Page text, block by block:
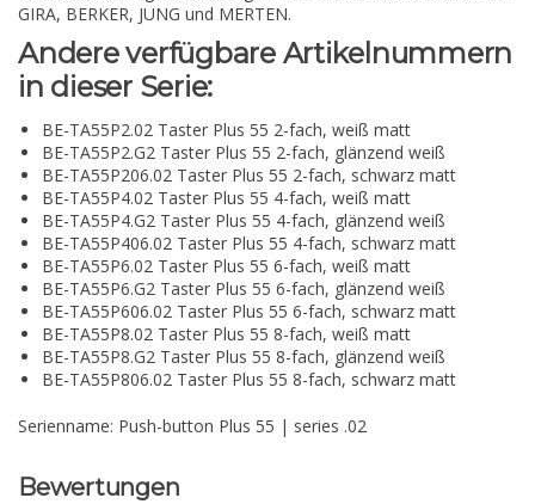
GIRA, BERKER, JUNG und MERTEN.
Andere verfügbare Artikelnummern
in dieser Serie:
BE-TA55P2.02 Taster Plus 55 2-fach, weiß matt
BE-TA55P2.G2 Taster Plus 55 2-fach, glänzend weiß
BE-TA55P206.02 Taster Plus 55 2-fach, schwarz matt
BE-TA55P4.02 Taster Plus 55 4-fach, weiß matt
BE-TA55P4.G2 Taster Plus 55 4-fach, glänzend weiß
BE-TA55P406.02 Taster Plus 55 4-fach, schwarz matt
BE-TA55P6.02 Taster Plus 55 6-fach, weiß matt
BE-TA55P6.G2 Taster Plus 55 6-fach, glänzend weiß
BE-TA55P606.02 Taster Plus 55 6-fach, schwarz matt
BE-TA55P8.02 Taster Plus 55 8-fach, weiß matt
BE-TA55P8.G2 Taster Plus 55 8-fach, glänzend weiß
BE-TA55P806.02 Taster Plus 55 8-fach, schwarz matt
Serienname: Push-button Plus 55 | series .02
Bewertungen